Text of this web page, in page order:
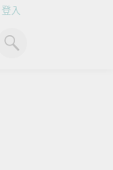
登入